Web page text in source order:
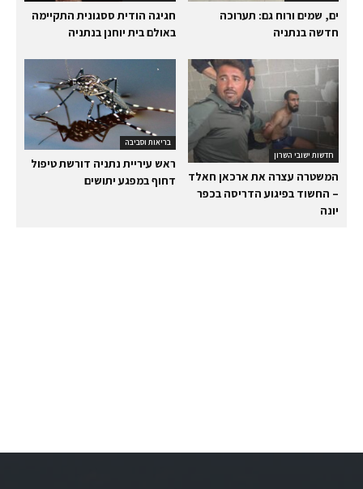
חגיגה הודית ססגונית התקיימה
באולם בית יוחנן בנתניה
ים, שמים ורוח גם: תערוכה
חדשה בנתניה
בריאות וסביבה
ראש עיריית נתניה דורשת טיפול
דחוף במפגע יתושים
חדשות ישובי השרון
המשטרה עצרה את ארכאן חאלד
– החשוד בפיגוע הדריסה בכפר
יונה